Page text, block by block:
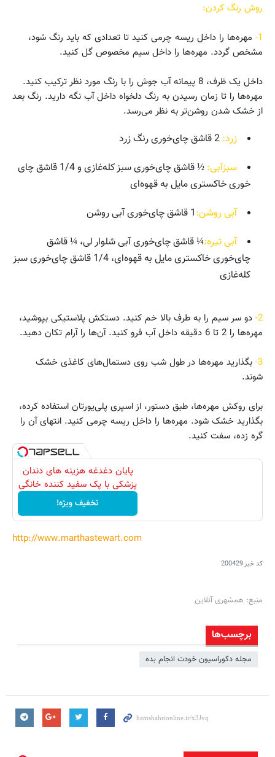
روش رنگ کردن:
1- مهره‌ها را داخل ریسه چرمی کنید تا تعدادی که باید رنگ شود،
مشخص گردد. مهره‌ها را داخل سیم مخصوص گل کنید.
داخل یک ظرف، 8 پیمانه آب جوش را با رنگ مورد نظر ترکیب کنید.
مهره‌ها را تا زمان رسیدن به رنگ دلخواه داخل آب نگه دارید. رنگ بعد
از خشک شدن روشن‌تر به نظر می‌رسد.
زرد:
سبزآبی:
½ قاشق چای‌خوری سبز کله‌غازی و 1/4 قاشق چای
خوری خاکستری مایل به قهوه‌ای
آبی روشن:1 قاشق چای‌خوری آبی روشن
آبی تیره:¼ قاشق چای‌خوری آبی شلوار لی، ¼ قاشق
چای‌خوری خاکستری مایل به قهوه‌ای، 1/4 قاشق چای‌خوری سبز
کله‌غازی
2- دو سر سیم را به طرف بالا خم کنید. دستکش پلاستیکی بپوشید،
مهره‌ها را 2 تا 6 دقیقه داخل آب فرو کنید. آن‌ها را آرام تکان دهید.
3- بگذارید مهره‌ها در طول شب روی دستمال‌های کاغذی خشک
شوند.
برای روکش مهره‌ها، طبق دستور، از اسپری پلی‌یورتان استفاده کرده،
بگذارید خشک شود. مهره‌ها را داخل ریسه چرمی کنید. انتهای آن را
گره زده، سفت کنید.
پایان دغدغه هزینه های دندان
پزشکی با پک سفید کننده خانگی
تخفیف ویژه!
http://www.marthastewart.com
کد خبر200429
منبع: همشهری آنلاین
برچسب‌ها
مجله دکوراسیون خودت انجام بده